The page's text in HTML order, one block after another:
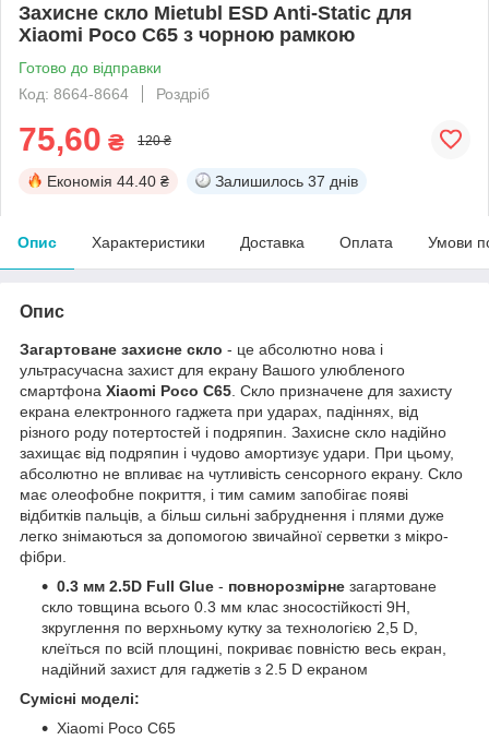
Захисне скло Mietubl ESD Anti-Static для
Xiaomi Poco C65 з чорною рамкою
Готово до відправки
Код: 8664-8664
Роздріб
75,60 ₴ 120 ₴
Економія 44.40 ₴ Залишилось 37 днів
Опис Характеристики Доставка Оплата Умови
Опис
Загартоване захисне скло - це абсолютно нова і
ультрасучасна захист для екрану Вашого улюбленого
смартфона Xiaomi Poco C65 . Скло призначене для захисту
екрана електронного гаджета при ударах, падіннях, від
різного роду потертостей і подряпин. Захисне скло надійно
захищає від подряпин і чудово амортизує удари. При цьому,
абсолютно не впливає на чутливість сенсорного екрану. Скло
має олеофобне покриття, і тим самим запобігає появі
відбитків пальців, а більш сильні забруднення і плями дуже
легко знімаються за допомогою звичайної серветки з мікро-
фібри.
0.3 мм 2.5D Full Glue - повнорозмірне загартоване
скло товщина всього 0.3 мм клас зносостійкості 9H,
зкруглення по верхньому кутку за технологією 2,5 D,
клеїться по всій площині, покриває повністю весь екран,
надійний захист для гаджетів з 2.5 D екраном
Сумісні моделі:
Xiaomi Poco C65